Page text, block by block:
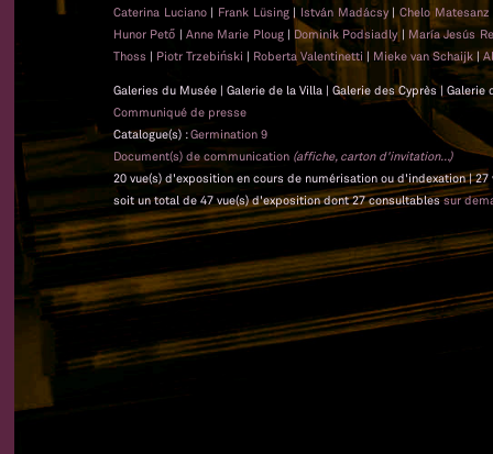
Caterina Luciano | Frank Lüsing| István Madácsy |Chelo Matesanz
Hunor Pető | Anne Marie Ploug | Dominik Podsiadly | María Jesús
Thoss | Piotr Trzebiński | Roberta Valentinetti | Mieke van Schaijk |
Galeries du Musée | Galerie de la Villa | Galerie des Cyprès |
Communiqué de presse
Catalogue(s) :Germination 9
Document(s) de communication (affiche, carton d'invitation...)
20 vue(s) d'exposition en cours de numérisation ou d'indexation |
soit un total de 47 vue(s) d'exposition dont 27 consultablessur